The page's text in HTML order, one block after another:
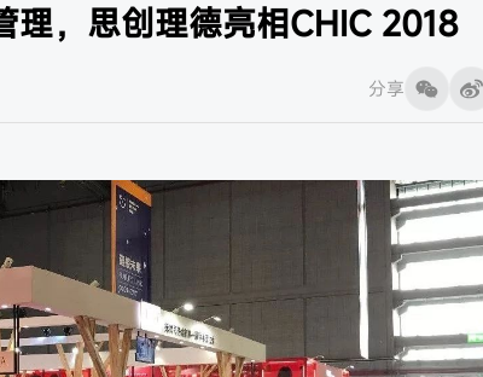
内衣
皮具 鞋子 样衣
理，思创理德亮相CHIC 2018
分享